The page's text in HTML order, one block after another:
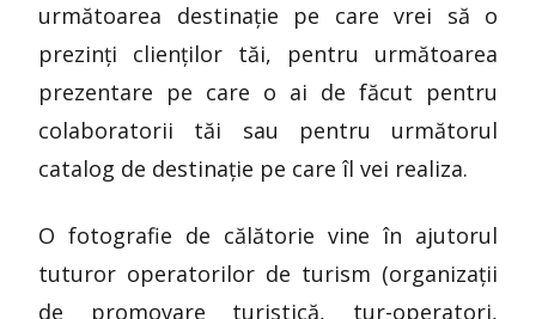
următoarea destinație pe care vrei să o
prezinți clienților tăi, pentru următoarea
prezentare pe care o ai de făcut pentru
colaboratorii tăi sau pentru următorul
catalog de destinație pe care îl vei realiza.
O fotografie de călătorie vine în ajutorul
tuturor operatorilor de turism (organizații
de promovare turistică, tur-operatori,